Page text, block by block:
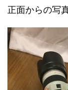
正面からの写